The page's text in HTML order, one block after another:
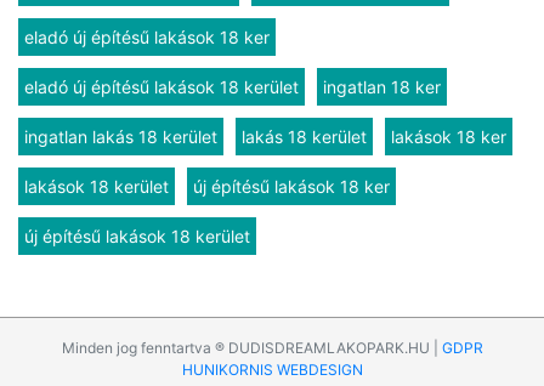
eladó új építésű lakások 18 ker
eladó új építésű lakások 18 kerület ingatlan 18 ker
ingatlan lakás 18 kerület lakás 18 kerület lakások 18 ker
lakások 18 kerület új építésű lakások 18 ker
új építésű lakások 18 kerület
Minden jog fenntartva ® DUDISDREAMLAKOPARK.HU | GDPR
HUNIKORNIS WEBDESIGN